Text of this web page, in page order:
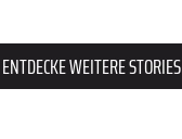
ENTDECKE WEITERE STORIES